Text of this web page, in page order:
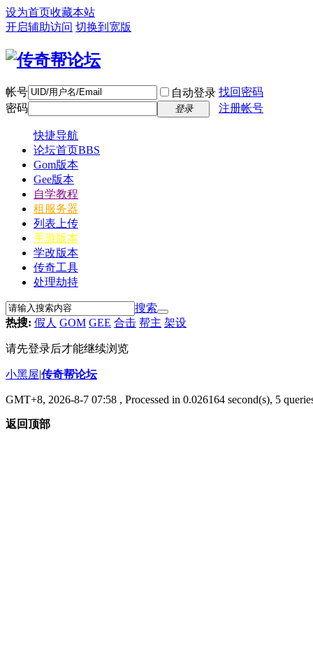
设为首页收藏本站
开启辅助访问 切换到宽版
帐号 自动登录 找回密码
密码
登录 注册帐号
快捷导航
论坛首页BBS
Gom版本
Gee版本
自学教程
租服务器
列表上传
手游版本
学改版本
传奇工具
处理劫持
搜索
热搜: 假人 GOM GEE 合击 帮主 架设
请先登录后才能继续浏览
小黑屋|传奇帮论坛
GMT+8, 2026-8-7 07:58 , Processed in 0.026164 second(s), 5
返回顶部